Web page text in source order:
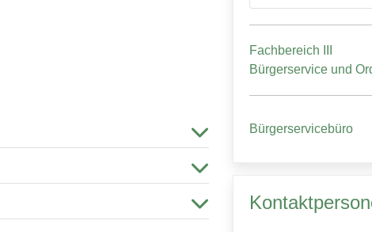
Fachbereich III
Bürgerservice und
Bürgerservicebüro